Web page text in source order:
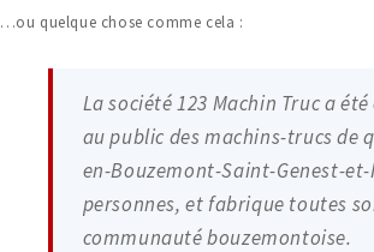
…ou quelque chose comme cela :
La société 123 Machin Truc a
au public des machins-trucs de
en-Bouzemont-Saint-Genest-et-
personnes, et fabrique toutes
communauté bouzemontoise.